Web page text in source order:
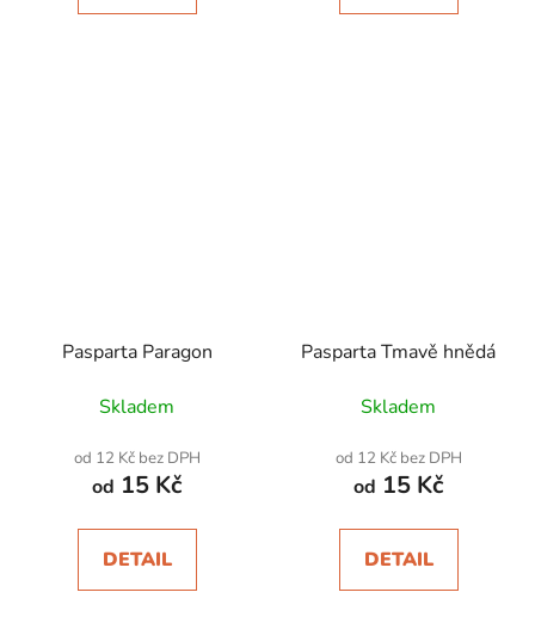
Pasparta Paragon
Skladem
od 12 Kč bez DPH
od 15 Kč
DETAIL
Pasparta Tmavě hnědá
Skladem
od 12 Kč bez DPH
od 15 Kč
DETAIL